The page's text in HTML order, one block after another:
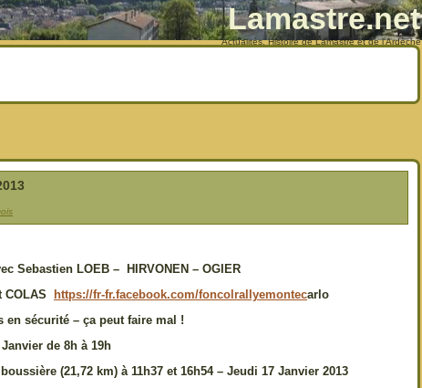
Lamastre.net
Actualités, Histoire de Lamastre et de l'Ardèche
Sebastien LOEB – HIRVONEN – OGIER
COLAS
https://fr-fr.facebook.com/foncolrallyemontecarlo
en sécurité – ça peut faire mal !
de 8h à 19h
(21,72 km) à 11h37 et 16h54 – Jeudi 17 Janvier 2013